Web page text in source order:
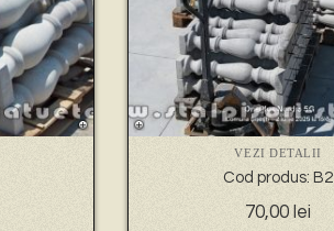
VEZI DETALII
Cod produs: B2
70,00 lei